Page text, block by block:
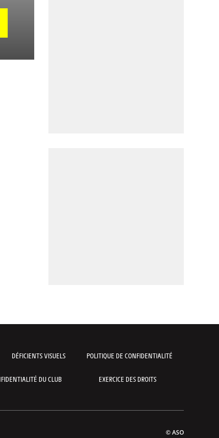
DÉFICIENTS VISUELS POLITIQUE DE CONFIDENTIALITÉ
DU CLUB EXERCICE DES DROITS
© ASO